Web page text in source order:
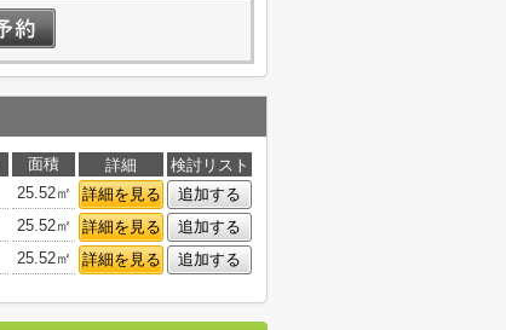
面積 詳細
検討リスト
25.52㎡ 詳細を見る
追加する
25.52㎡ 詳細を見る
追加する
25.52㎡ 詳細を見る 追加する